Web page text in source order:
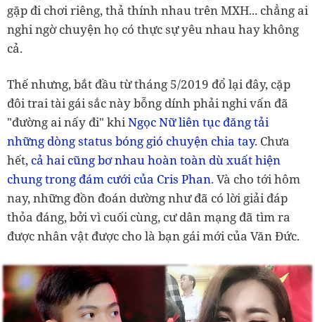
gặp đi chơi riêng, thả thính nhau trên MXH... chẳng ai
nghi ngờ chuyện họ có thực sự yêu nhau hay không
cả.
Thế nhưng, bắt đầu từ tháng 5/2019 đổ lại đây, cặp
đôi trai tài gái sắc này bỗng dính phải nghi vấn đã
"đường ai nấy đi" khiNgọc Nữ liên tục đăng tải
những dòng status bóng gió chuyện chia tay. Chưa
hết, cả hai cũng bơ nhau hoàn toàn dù xuất hiện
chung trong đám cưới của Cris Phan. Và cho tới hôm
nay, những đồn đoán dường như đã có lời giải đáp
thỏa đáng, bởi vì cuối cùng, cư dân mạng đã tìm ra
được nhân vật được cho là bạn gái mới của Văn Đức.